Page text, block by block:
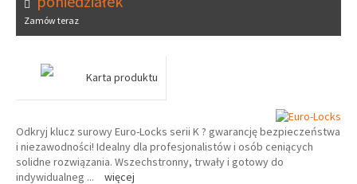
Zamów teraz
Karta produktu
Odkryj klucz surowy Euro-Locks serii K ? gwarancję bezpieczeństwa
i niezawodności! Idealny dla profesjonalistów i osób ceniących
solidne rozwiązania. Wszechstronny, trwały i gotowy do
indywidualneg ... więcej